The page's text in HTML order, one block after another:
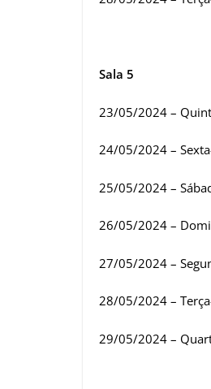
Sala 5
23/05/2024 –
24/05/2024 –
25/05/2024 –
26/05/2024 –
27/05/2024 –
28/05/2024 –
29/05/2024 –